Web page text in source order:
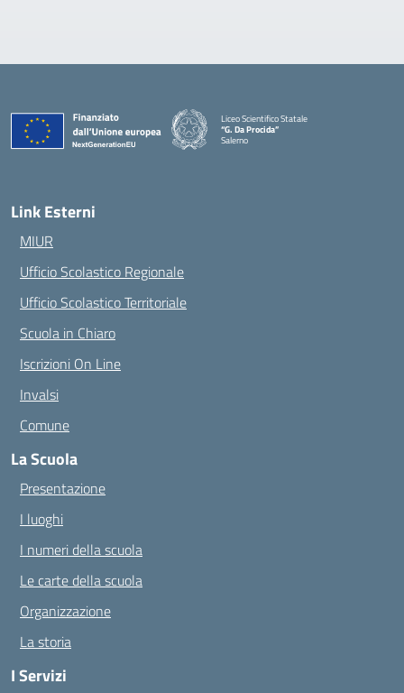
Liceo Scientifico Statale
“G. Da Procida”
Salerno
Link Esterni
MIUR
Ufficio Scolastico Regionale
Ufficio Scolastico Territoriale
Scuola in Chiaro
Iscrizioni On Line
Invalsi
Comune
La Scuola
Presentazione
I luoghi
I numeri della scuola
Le carte della scuola
Organizzazione
La storia
I Servizi